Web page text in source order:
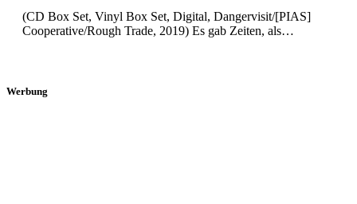
(CD Box Set, Vinyl Box Set, Digital, Dangervisit/[PIAS]
Cooperative/Rough Trade, 2019) Es gab Zeiten, als…
Werbung